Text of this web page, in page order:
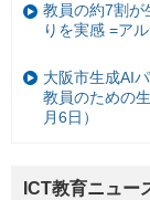
教員の約7割が
りを実感 =ア
大阪市生成AI
教員のための
月6日）
ICT教育ニュー